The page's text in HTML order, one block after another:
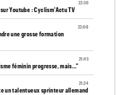
22:30
Youtube : Cyclism'Actu TV
22:08
une grosse formation
21:45
féminin progresse, mais…"
21:24
un talentueux sprinteur allemand